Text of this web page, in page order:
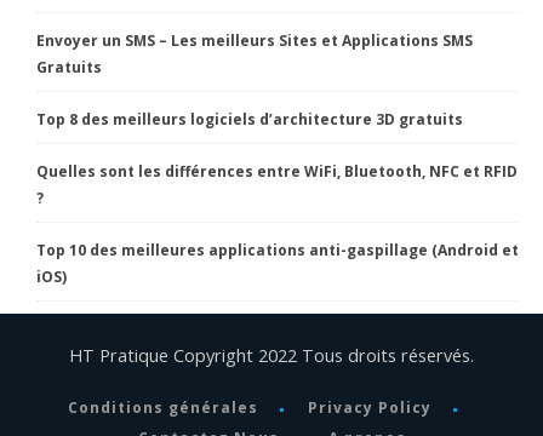
Envoyer un SMS – Les meilleurs Sites et Applications SMS
Gratuits
Top 8 des meilleurs logiciels d’architecture 3D gratuits
Quelles sont les différences entre WiFi, Bluetooth, NFC et RFID
?
Top 10 des meilleures applications anti-gaspillage (Android et
iOS)
HT Pratique Copyright 2022 Tous droits réservés.
Conditions générales
Privacy Policy